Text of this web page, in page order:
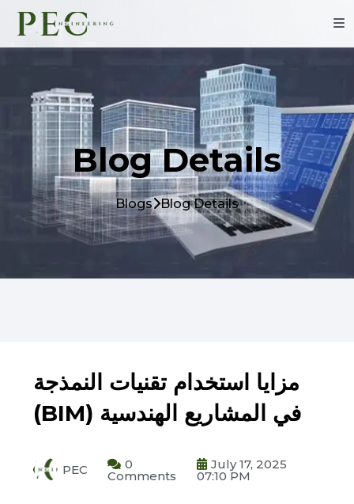
Blog Details
Blogs Blog Details
مزايا استخدام تقنيات النمذجة
(BIM) في المشاريع الهندسية
PEC 0
Comments
July 17, 2025
07:10 PM